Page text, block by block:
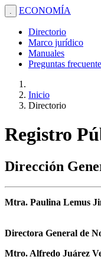
. ECONOMÍA
Directorio
Marco jurídico
Manuales
Preguntas
Inicio
Directorio
Registro
Dirección
Mtra. Paulina Lemus
Directora General de
Mtro. Alfredo Juárez